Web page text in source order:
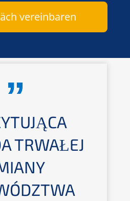
vereinbaren
TRWAŁEJ